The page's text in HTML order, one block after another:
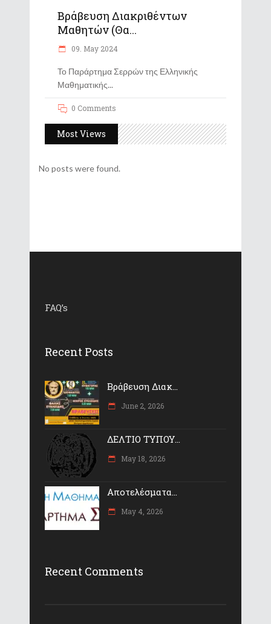
Βράβευση Διακριθέντων
Μαθητών (Θα...
09. May 2024
Το Παράρτημα Σερρών της Ελληνικής
Μαθηματικής
0 Comments
Most Views
No posts were found.
FAQ’s
Recent Posts
Βράβευση Διακ...
June 2, 2026
ΔΕΛΤΙΟ ΤΥΠΟΥ...
May 18, 2026
Αποτελέσματα...
May 4, 2026
Recent Comments